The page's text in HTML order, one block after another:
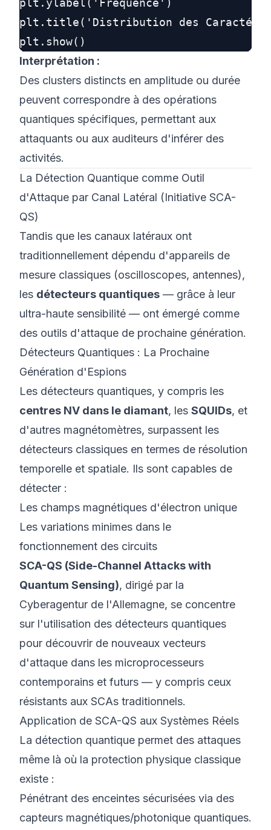
plt.ylabel('Fréquence')
plt.title('Distribution des
Interprétation :
Des clusters distincts en amplitude ou durée
peuvent correspondre à des opérations
quantiques spécifiques, permettant aux
attaquants ou aux auditeurs d'inférer des
activités.
La Détection Quantique comme Outil
d'Attaque par Canal Latéral (Initiative SCA-
QS)
Tandis que les canaux latéraux ont
traditionnellement dépendu d'appareils de
mesure classiques (oscilloscopes, antennes),
les détecteurs quantiques — grâce à leur
ultra-haute sensibilité — ont émergé comme
des outils d'attaque de prochaine génération.
Détecteurs Quantiques : La Prochaine
Génération d'Espions
Les détecteurs quantiques, y compris les
centres NV dans le diamant, les SQUIDs, et
d'autres magnétomètres, surpassent les
détecteurs classiques en termes de résolution
temporelle et spatiale. Ils sont capables de
détecter :
Les champs magnétiques d'électron unique
Les variations minimes dans le
fonctionnement des circuits
SCA-QS (Side-Channel Attacks with
Quantum Sensing), dirigé par la
Cyberagentur de l'Allemagne, se concentre
sur l'utilisation des détecteurs quantiques
pour découvrir de nouveaux vecteurs
d'attaque dans les microprocesseurs
contemporains et futurs — y compris ceux
résistants aux SCAs traditionnels.
Application de SCA-QS aux Systèmes Réels
La détection quantique permet des attaques
même là où la protection physique classique
existe :
Pénétrant des enceintes sécurisées via des
capteurs magnétiques/photonique quantiques.